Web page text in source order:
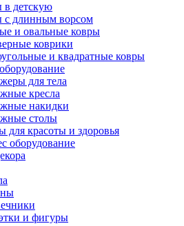
в детскую
с длинным ворсом
и овальные ковры
коврики
и квадратные ковры
для тела
кресла
накидки
столы
для красоты и здоровья
оборудование
и фигуры